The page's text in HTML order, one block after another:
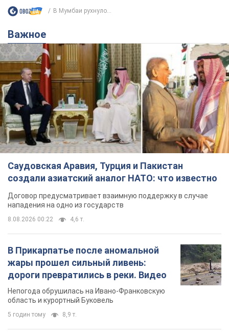
В Мумбаи рухнуло...
Важное
Саудовская Аравия, Турция и Пакистан
создали азиатский аналог НАТО: что известно
Договор предусматривает взаимную поддержку в случае
нападения на одно из государств
8.08.2026 00:22 4,6 т.
В Прикарпатье после аномальной
жары прошел сильный ливень:
дороги превратились в реки. Видео
Непогода обрушилась на Ивано-Франковскую
область и курортный Буковель
5 годин тому 8,9 т.